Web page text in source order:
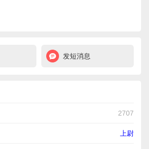
发短消息
2707
上尉